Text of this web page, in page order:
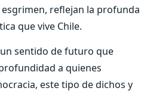
reflejan la profunda
que vive Chile.
sentido de futuro que
a quienes
este tipo de dichos y